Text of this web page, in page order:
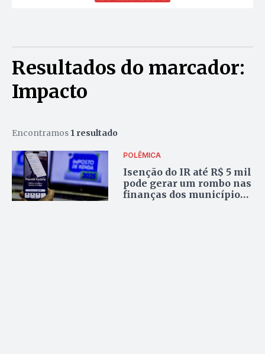
Resultados do marcador:
Impacto
Encontramos 1 resultado
POLÊMICA
Isenção do IR até R$ 5 mil
pode gerar um rombo nas
finanças dos municípios